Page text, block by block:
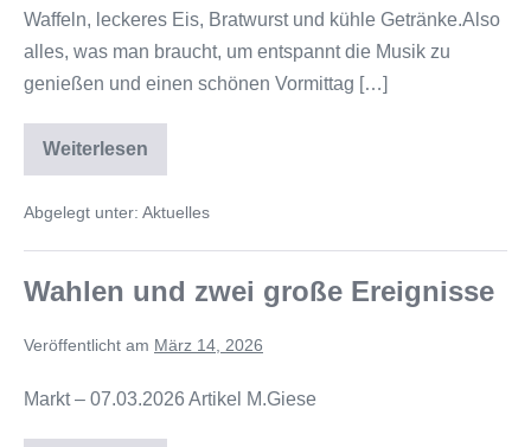
Waffeln, leckeres Eis, Bratwurst und kühle Getränke.Also
alles, was man braucht, um entspannt die Musik zu
genießen und einen schönen Vormittag […]
Weiterlesen
Abgelegt unter: Aktuelles
Wahlen und zwei große Ereignisse
Veröffentlicht am März 14, 2026
Markt – 07.03.2026 Artikel M.Giese